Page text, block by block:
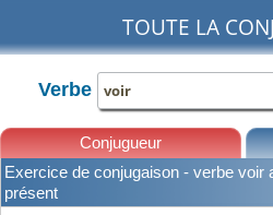
TOUTE LA
Verbe
Conjugueur
Leçons
Exercice de conjugaison - verbe voir
présent